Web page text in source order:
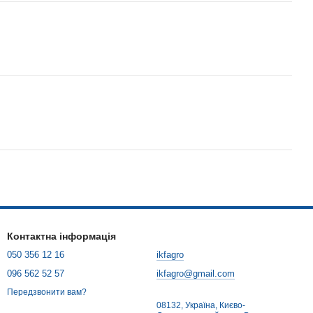
Контактна інформація
050 356 12 16
096 562 52 57
Передзвонити вам?
ikfagro
ikfagro@gmail.com
08132, Україна, Києво-